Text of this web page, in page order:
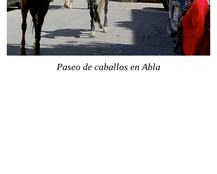
Paseo de caballos en Abla